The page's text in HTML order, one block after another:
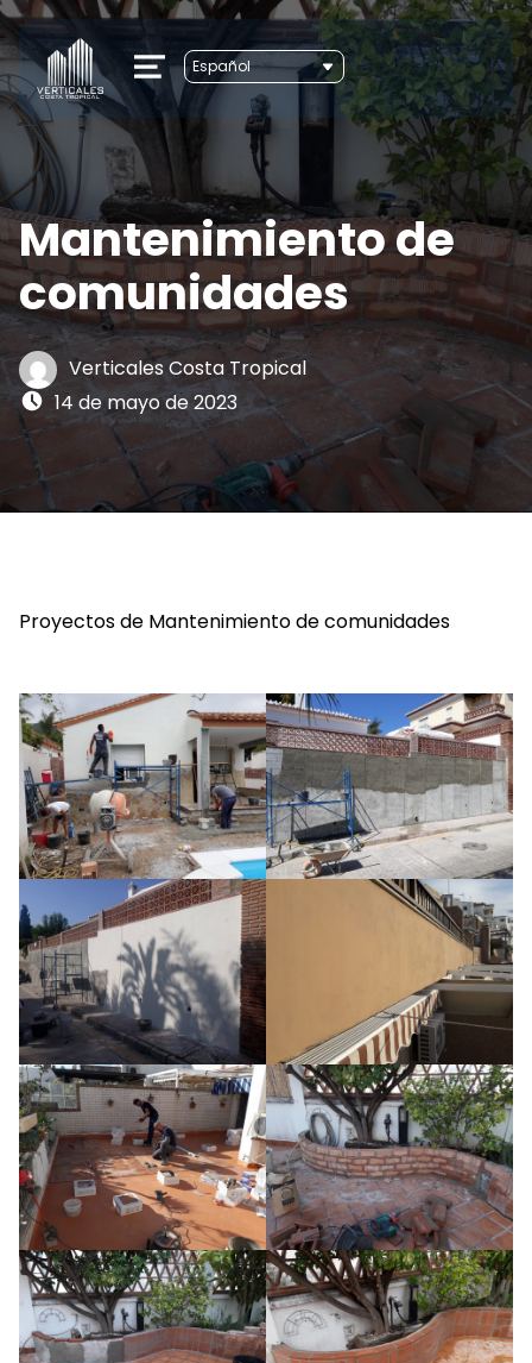
MENU
Mantenimiento de
comunidades
Written by:
Verticales Costa Tropical
Posted on:
14 de mayo de 2023
Proyectos de Mantenimiento de comunidades